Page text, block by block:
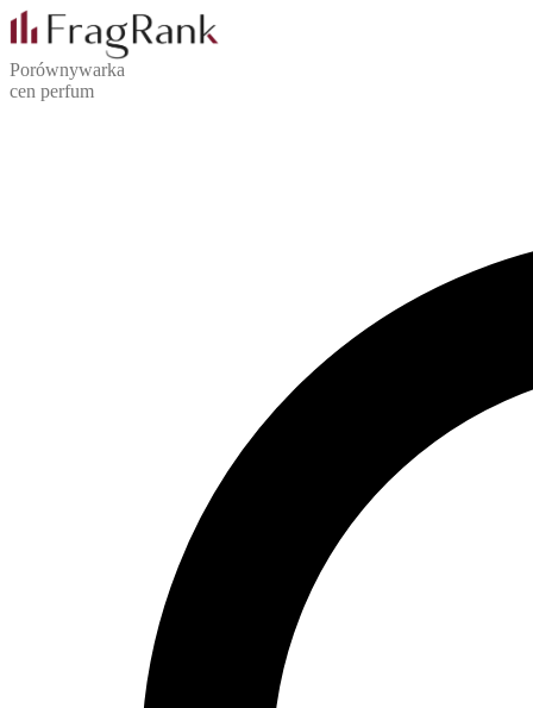
Porównywarka
cen perfum